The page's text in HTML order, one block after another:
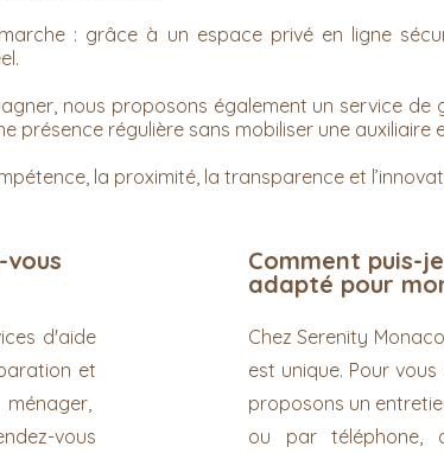
: grâce à un espace privé en ligne
nous proposons également un service de
présence régulière sans mobiliser une auxiliaire
la proximité, la transparence et
d'aide
et
vous
Comment puis-
adapté pour
Chez Serenity
est unique. Pour
proposons un
ou par téléphone,